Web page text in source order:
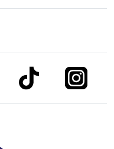
to linkedinlink to tiktok